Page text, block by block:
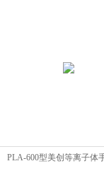
PLA-600型美创等离子体